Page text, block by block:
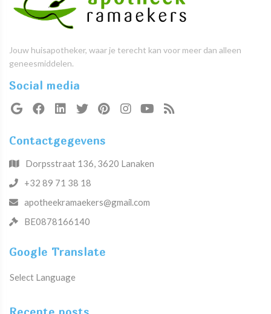
Jouw huisapotheker, waar je terecht kan voor meer dan alleen
geneesmiddelen.
Social media
Contactgegevens
Dorpsstraat 136, 3620 Lanaken
+32 89 71 38 18
apotheekramaekers@gmail.com
BE0878166140
Google Translate
Select Language